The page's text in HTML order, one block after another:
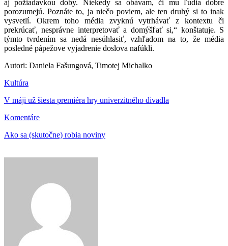
aj požiadavkou doby. Niekedy sa obávam, či mu ľudia dobre
porozumejú. Poznáte to, ja niečo poviem, ale ten druhý si to inak
vysvetlí. Okrem toho média zvyknú vytrhávať z kontextu či
prekrúcať, nesprávne interpretovať a domýšľať si,“ konštatuje. S
týmto tvrdením sa nedá nesúhlasiť, vzhľadom na to, že média
posledné pápežove vyjadrenie doslova nafúkli.
Autori: Daniela Fašungová, Timotej Michalko
Kultúra
V máji už šiesta premiéra hry univerzitného divadla
Komentáre
Ako sa (skutočne) robia noviny